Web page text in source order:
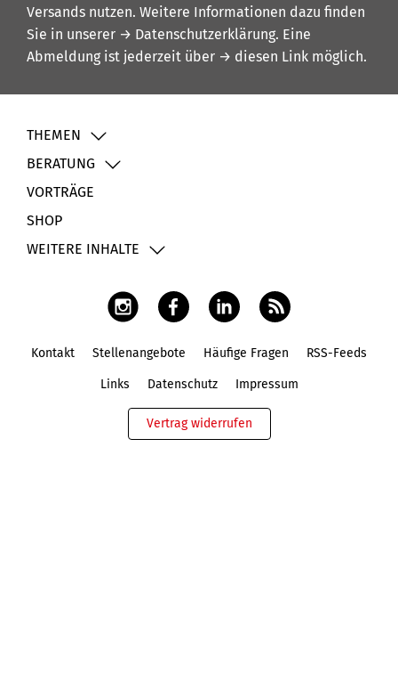
Versands nutzen. Weitere Informationen dazu finden
Sie in unserer → Datenschutzerklärung. Eine
Abmeldung ist jederzeit über → diesen Link möglich.
THEMEN
BERATUNG
VORTRÄGE
SHOP
WEITERE INHALTE
Kontakt Stellenangebote Häufige Fragen RSS-Feeds
Links Datenschutz Impressum
Vertrag widerrufen